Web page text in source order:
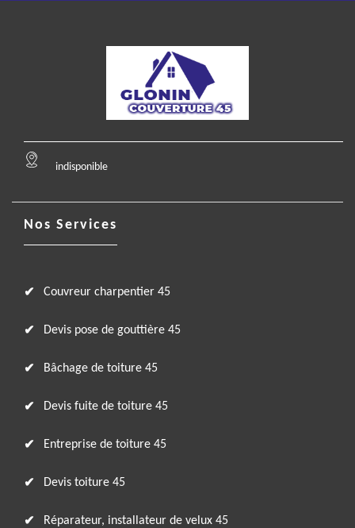
indisponible
Nos Services
Couvreur charpentier 45
Devis pose de gouttière 45
Bâchage de toiture 45
Devis fuite de toiture 45
Entreprise de toiture 45
Devis toiture 45
Réparateur, installateur de velux 45